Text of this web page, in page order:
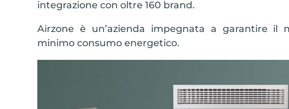
integrazione con oltre 160 brand.
Airzone è un’azienda impegnata a garantire il
minimo consumo energetico.